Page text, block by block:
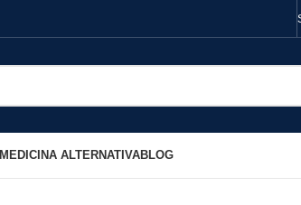
MEDICINA ALTERNATIVABLOG